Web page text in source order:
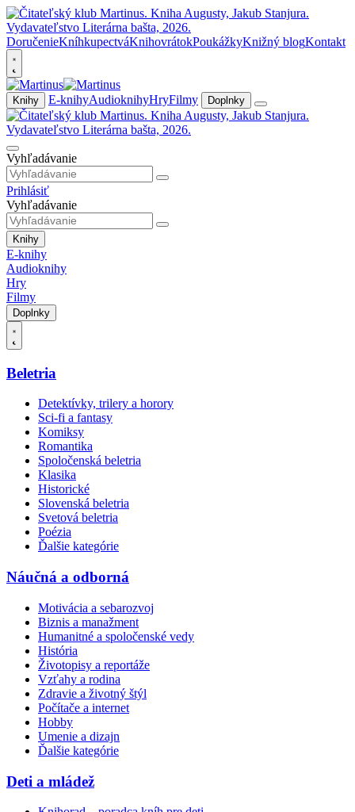
DoručenieKníhkupectváKnihovrátokPoukážkyKnižný blogKontakt
Knihy E-knihyAudioknihyHryFilmy Doplnky
Vyhľadávanie
Prihlásiť
Vyhľadávanie
Knihy
E-knihy
Audioknihy
Hry
Filmy
Doplnky
Beletria
Detektívky, trilery a horory
Sci-fi a fantasy
Komiksy
Romantika
Spoločenská beletria
Klasika
Historické
Slovenská beletria
Svetová beletria
Poézia
Ďalšie kategórie
Náučná a odborná
Motivácia a sebarozvoj
Biznis a manažment
Humanitné a spoločenské vedy
História
Životopisy a reportáže
Vzťahy a rodina
Zdravie a životný štýl
Počítače a internet
Hobby
Umenie a dizajn
Ďalšie kategórie
Deti a mládež